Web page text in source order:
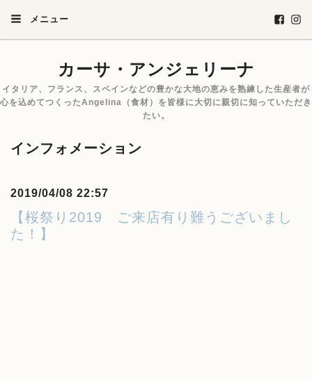
メニュー
カーサ・アンジェリーナ
イタリア、フランス、スペインなどの豊かな大地の恵みを熟練した生産者が
心を込めてつくったAngelina（食材）を皆様に大切に親切に知っていただき
たい。
インフォメーション
2019/04/08 22:57
【桜祭り2019 ご来店有り難うございまし
た！】